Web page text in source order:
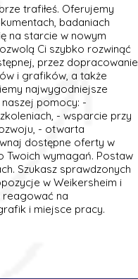
trafiłeś. Oferujemy
badaniach
na starcie w nowym
Ci szybko rozwinąć
przez dopracowanie
i grafików, a także
najwygodniejsze
pomocy: -
- wsparcie przy
- otwarta
dostępne oferty w
Twoich wymagań. Postaw
Szukasz sprawdzonych
w Weikersheim i
reagować na
i miejsce pracy.